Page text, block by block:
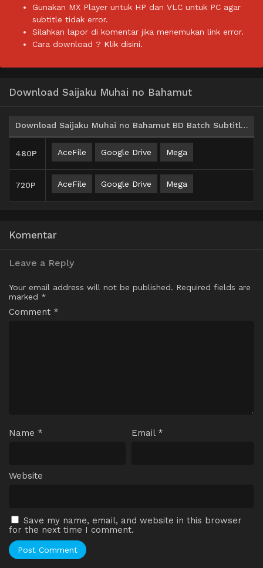
Gunakan MX Player untuk HP dan VLC untuk PC agar
subtitle tidak error.
Silahkan lapor di komentar jika menemukan link error.
Cara download ? Klik disini.
Download Saijaku Muhai no Bahamut
Download Saijaku Muhai no Bahamut BD Batch Subtitle Indonesia
480P AceFile Google Drive Mega
720P AceFile Google Drive Mega
Komentar
Leave a Reply
Your email address will not be published. Required fields are
marked *
Comment *
Name * Email *
Website
Save my name, email, and website in this browser
for the next time I comment.